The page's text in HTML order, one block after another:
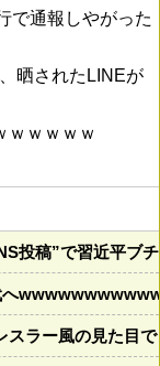
で通報しやがった
晒されたLINEが
ｗｗｗｗｗ
投稿”で習近平ブ
へ
スラー風の見た目